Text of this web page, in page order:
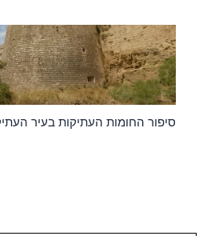
סיפור החומות העתיקות בעיר